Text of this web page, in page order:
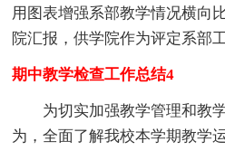
用图表增强系部教学情况横向
院汇报，供学院作为评定系部
期中教学检查工作总结4
为切实加强教学管理和教学
为，全面了解我校本学期教学